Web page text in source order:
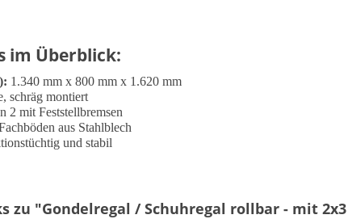
im Überblick:
1.340 mm x 800 mm x 1.620 mm
schräg montiert
2 mit Feststellbremsen
aus Stahlblech
und stabil
zu "Gondelregal / Schuhregal rollbar - mit